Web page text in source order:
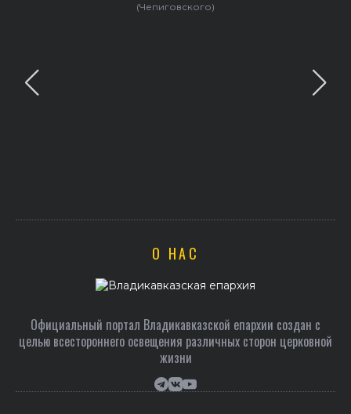
(Чепиговского)
О НАС
Официальный портал Владикавказской епархии создан c
целью всестороннего освещения различных сторон церковной
жизни